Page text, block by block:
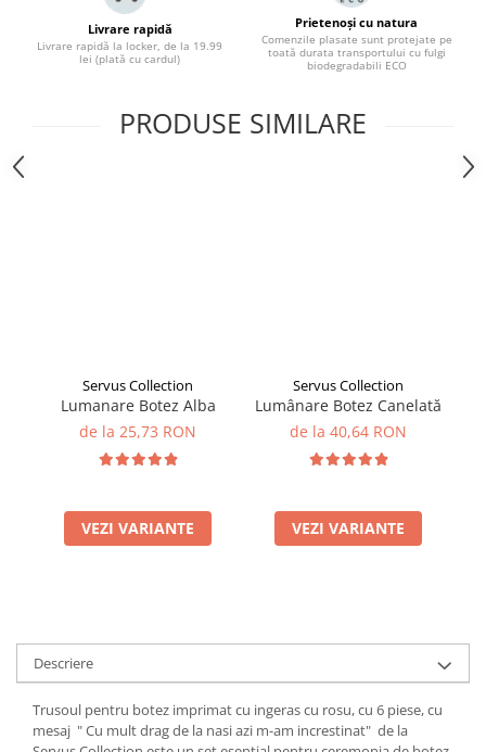
Livrare rapidă
Livrare rapidă la locker, de la 19.99
lei (plată cu cardul)
Prietenoși cu natura
Comenzile plasate sunt protejate pe
toată durata transportului cu fulgi
biodegradabili ECO
PRODUSE SIMILARE
Servus Collection
Lumanare Botez Alba
de la 25,73 RON
VEZI VARIANTE
Servus Collection
Lumânare Botez Canelată
de la 40,64 RON
VEZI VARIANTE
Descriere
Trusoul pentru botez imprimat cu ingeras cu rosu, cu 6 piese, cu
mesaj " Cu mult drag de la nasi azi m-am increstinat" de la